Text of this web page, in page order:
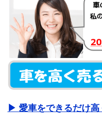
▶ 愛車をできるだけ高